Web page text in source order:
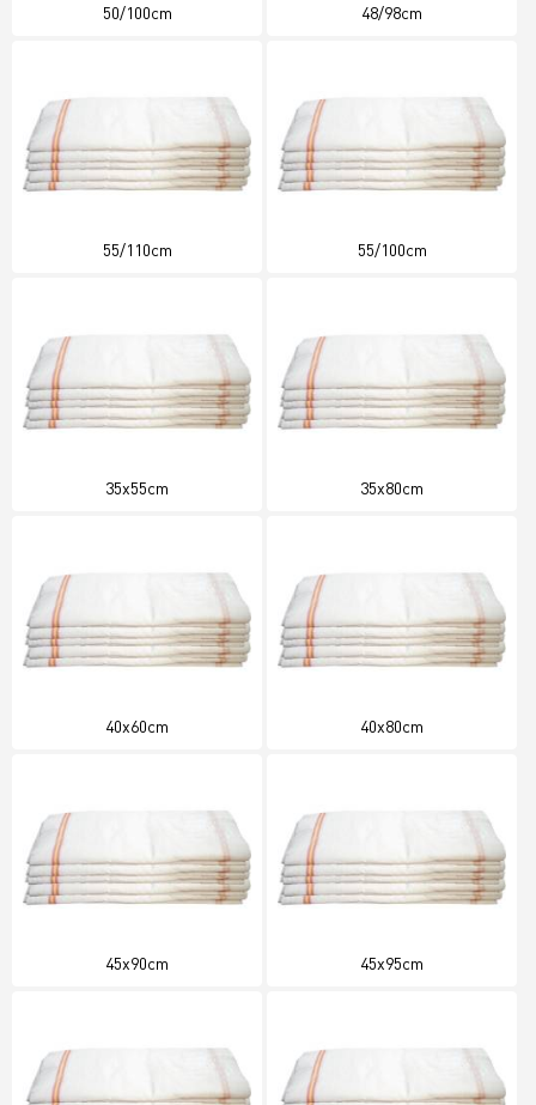
50/100cm 48/98cm
55/110cm 55/100cm
35x55cm 35x80cm
40x60cm 40x80cm
45x90cm 45x95cm